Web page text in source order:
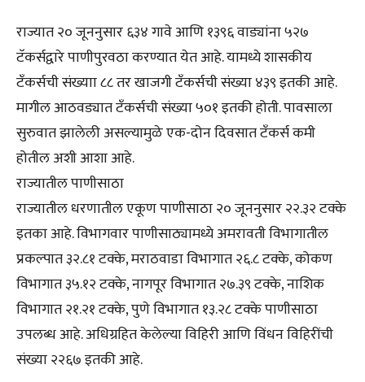
राज्यात २० जूननुसार ६३४ गावे आणि १३९६ वाड्यांना ५२७
टॅकर्सद्वारे पाणीपुरवठा करण्यात येत आहे. यामध्ये शासकीय
टँकर्सची संख्याा ८८ तर खाजगी टँकर्सची संख्या ४३९ इतकी आहे.
मागील आठवड्यात टँकर्सची संख्या ५०१ इतकी होती. पावसाला
सुरुवात झालेली असल्यामुळे एक-दोन दिवसात टँकर्स कमी
होतील अशी आशा आहे.
राज्यातील पाणीसाठा
राज्यातील धरणातील एकूण पाणीसाठा २० जूननुसार २२.३२ टक्के
इतका आहे. विभागवार पाणीसाठ्यामध्ये अमरावती विभागातील
प्रकल्पात ३२.८१ टक्के, मराठवाडा विभागात २६.८ टक्के, कोकण
विभागात ३५.१२ टक्के, नागपूर विभागात २७.३९ टक्के, नाशिक
विभागात २१.२१ टक्के, पुणे विभागात १३.२८ टक्के पाणीसाठा
उपलब्ध आहे. अधिग्रहित केलेल्या विहिरी आणि विंधन विहिरींची
संख्या २२६७ इतकी आहे.